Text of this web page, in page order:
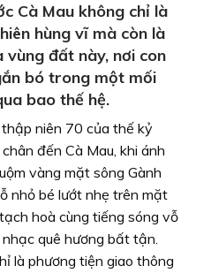
Cà Mau không chỉ là
hùng vĩ mà còn là
vùng đất này, nơi con
bó trong một mối
bao thế hệ.
niên 70 của thế kỷ
đến Cà Mau, khi ánh
vàng mặt sông Gành
nhỏ bé lướt nhẹ trên mặt
hoà cùng tiếng sóng vỗ
quê hương bất tận.
là phương tiện giao thông